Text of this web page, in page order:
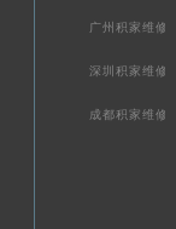
广州积家维修
深圳积家维修
成都积家维修